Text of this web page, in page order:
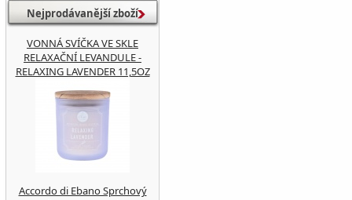
Nejprodávanější zboží
VONNÁ SVÍČKA VE SKLE
RELAXAČNÍ LEVANDULE -
RELAXING LAVENDER 11,5OZ
Accordo di Ebano Sprchový